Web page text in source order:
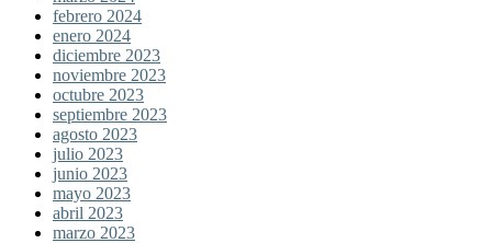
febrero 2024
enero 2024
diciembre 2023
noviembre 2023
octubre 2023
septiembre 2023
agosto 2023
julio 2023
junio 2023
mayo 2023
abril 2023
marzo 2023